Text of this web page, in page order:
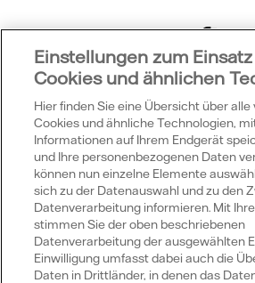
Was bedeutet
Die EEG-Vergütung endet
Inbetriebnahme + 20 Jahre am
Jahres.
Wussten Sie
Einstellungen zum
Cookies und ähnlichen
Hier finden Sie eine Übersicht über
Cookies und ähnliche Technologien,
Informationen auf Ihrem Endgerät
und Ihre personenbezogenen Daten
können nun einzelne Elemente
sich zu der Datenauswahl und zu den
Datenverarbeitung informieren. Mit
stimmen Sie der oben beschriebenen
Datenverarbeitung der ausgewählten
Einwilligung umfasst dabei auch die
Daten in Drittländer, in denen das